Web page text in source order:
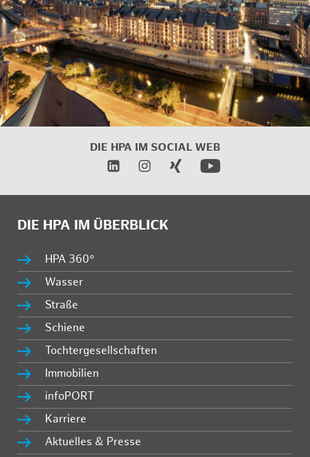
DIE HPA IM SOCIAL WEB
DIE HPA IM ÜBERBLICK
HPA 360°
Wasser
Straße
Schiene
Tochtergesellschaften
Immobilien
infoPORT
Karriere
Aktuelles & Presse